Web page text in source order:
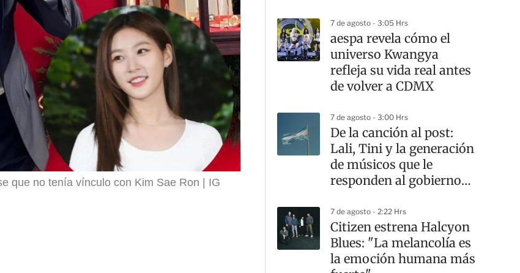
r
que no tenía vínculo con Kim Sae Ron
IG
7 de agosto - 3:05 Hrs
aespa revela cómo el
universo Kwangya
refleja su vida real antes
de volver a CDMX
7 de agosto - 3:00 Hrs
De la canción al post:
Lali, Tini y la generación
de músicos que le
responden al gobierno
7 de agosto - 2:22 Hrs
Citizen estrena Halcyon
Blues: "La melancolía es
la emoción humana más